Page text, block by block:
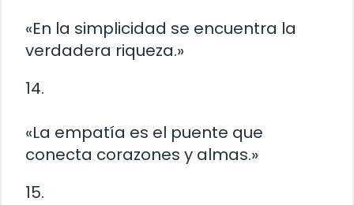
«En la simplicidad se encuentra la
verdadera riqueza.»
14.
«La empatía es el puente que
conecta corazones y almas.»
15.